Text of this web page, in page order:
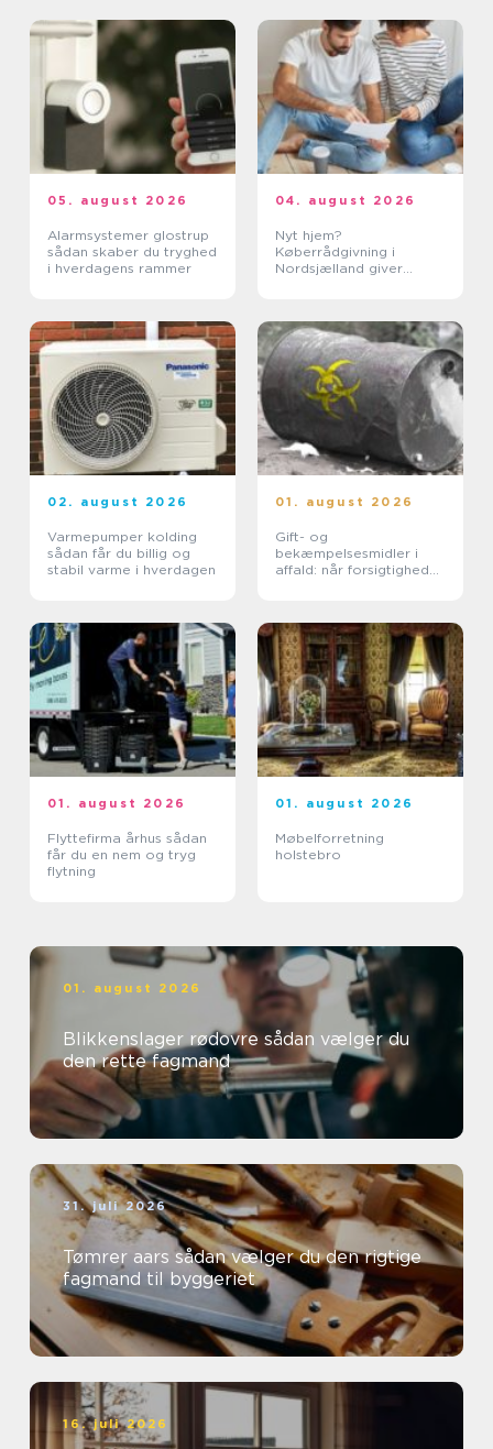
05. august 2026
Alarmsystemer glostrup
sådan skaber du tryghed
i hverdagens rammer
04. august 2026
Nyt hjem?
Køberrådgivning i
Nordsjælland giver
02. august 2026
Varmepumper kolding
sådan får du billig og
stabil varme i hverdagen
01. august 2026
Gift- og
bekæmpelsesmidler i
affald: når forsigtighed
01. august 2026
Flyttefirma århus sådan
får du en nem og tryg
flytning
01. august 2026
Møbelforretning
holstebro
01. august 2026
Blikkenslager rødovre sådan vælger du
den rette fagmand
31. juli 2026
Tømrer aars sådan vælger du den rigtige
fagmand til byggeriet
16. juli 2026